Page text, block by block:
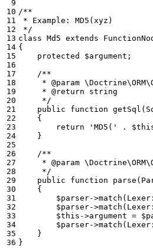
9
10
11
12
13
14
15
16
17
18
19
20
21
22
23
24
25
26
27
28
29
30
31
32
33
34
35
36
/**
* Example: MD5(xyz)
*/
class Md5 extends
{
protected
$argument ;
/**
* @param
     * @return string
     */
public
function getSql (
{
return
'MD5(' .
}
/**
* @param
     */
public
function parse (
{
$parser->match ( Lexer
$parser->match ( Lexer
$this ->argument =
$parser->match ( Lexer
}
}